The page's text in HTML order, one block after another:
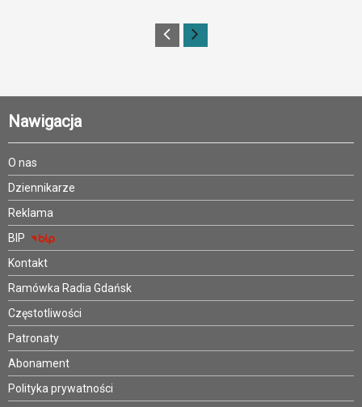
Nawigacja
O nas
Dziennikarze
Reklama
BIP
Kontakt
Ramówka Radia Gdańsk
Częstotliwości
Patronaty
Abonament
Polityka prywatności